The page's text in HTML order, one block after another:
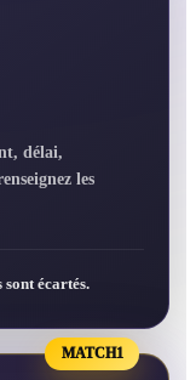
délai,
les
écartés.
MATCH1